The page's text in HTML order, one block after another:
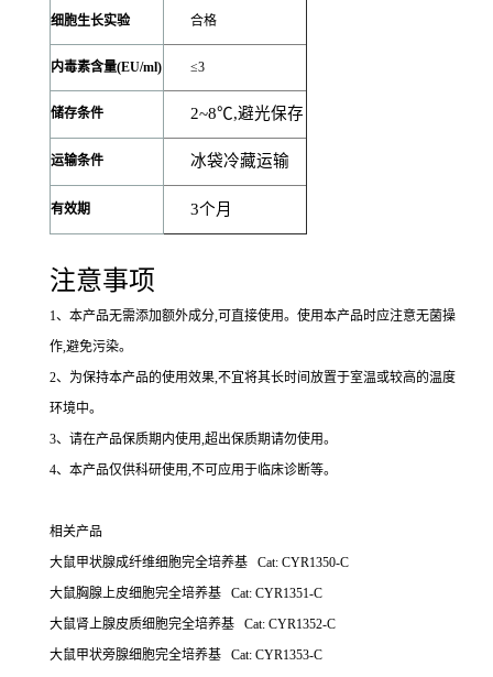
细胞生长实验 合格
内毒素含量(EU/ml) ≤3
储存条件 2~8℃,避光保存
运输条件 冰袋冷藏运输
有效期 3个月
注意事项
1、本产品无需添加额外成分,可直接使用。使用本产品时应注意无菌操
作,避免污染。
2、为保持本产品的使用效果,不宜将其长时间放置于室温或较高的温度
环境中。
3、请在产品保质期内使用,超出保质期请勿使用。
4、本产品仅供科研使用,不可应用于临床诊断等。
相关产品
大鼠甲状腺成纤维细胞完全培养基 Cat: CYR1350-C
大鼠胸腺上皮细胞完全培养基 Cat: CYR1351-C
大鼠肾上腺皮质细胞完全培养基 Cat: CYR1352-C
大鼠甲状旁腺细胞完全培养基 Cat: CYR1353-C